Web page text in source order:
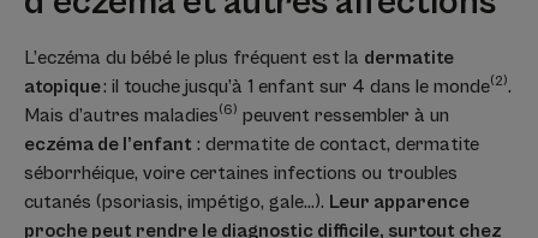
L’eczéma du bébé le plus fréquent est la dermatite
atopique: il touche jusqu’à 1 enfant sur 4 dans le monde(2).
Mais d’autres maladies(6) peuvent ressembler à un
eczéma de l’enfant : dermatite de contact, dermatite
séborrhéique, voire certaines infections ou troubles
cutanés (psoriasis, impétigo, gale…). Leur apparence
proche peut rendre le diagnostic difficile, surtout chez